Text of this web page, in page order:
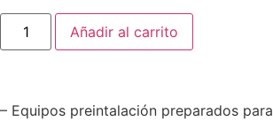
Añadir al carrito
– Equipos preintalación preparados